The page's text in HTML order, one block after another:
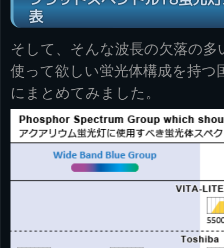
表
そして、そんな波長の欠落の
使って欲しい蛍光体構成を持つ
にまとめてみました。